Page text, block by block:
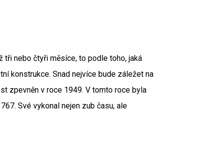
nebo čtyři měsíce, to podle toho, jaká
konstrukce. Snad nejvíce bude záležet na
zpevněn v roce 1949. V tomto roce byla
Své vykonal nejen zub času, ale